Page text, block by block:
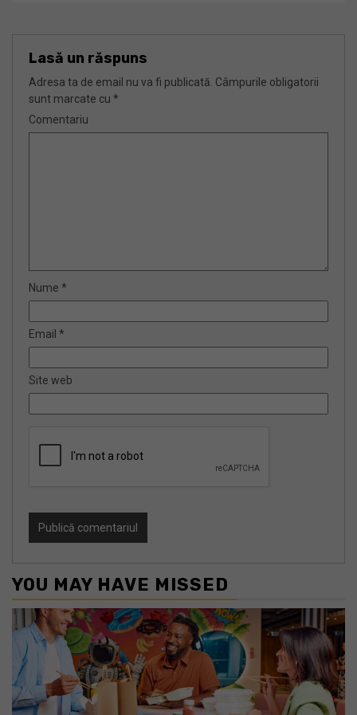
Lasă un răspuns
Adresa ta de email nu va fi publicată. Câmpurile obligatorii
sunt marcate cu *
Comentariu
Nume *
Email *
Site web
YOU MAY HAVE MISSED